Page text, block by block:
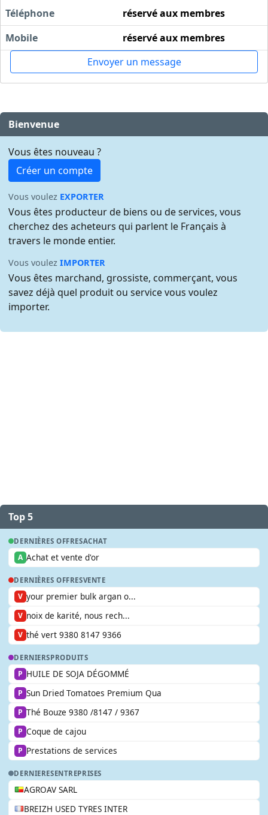
Téléphone
réservé aux membres
Mobile
réservé aux membres
Envoyer un message
Bienvenue
Vous êtes nouveau ?
Créer un compte
Vous voulez EXPORTER
Vous êtes producteur de biens ou de services, vous
cherchez des acheteurs qui parlent le Français à
travers le monde entier.
Vous voulezIMPORTER
Vous êtes marchand, grossiste, commerçant, vous
savez déjà quel produit ou service vous voulez
importer.
Top 5
DERNIÈRES OFFRESACHAT
A Achat et vente d'or
DERNIÈRES OFFRESVENTE
V your premier bulk argan o...
V noix de karité, nous rech...
V thé vert 9380 8147 9366
DERNIERSPRODUITS
P HUILE DE SOJA DÉGOMMÉ
P Sun Dried Tomatoes Premium Qua
P Thé Bouze 9380 /8147 / 9367
P Coque de cajou
P Prestations de services
DERNIERESENTREPRISES
AGROAV SARL
BREIZH USED TYRES INTER